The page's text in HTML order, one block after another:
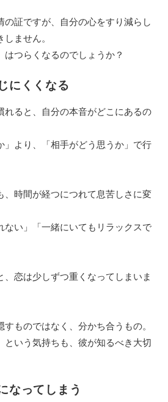
の証ですが、自分の心をすり減らし
ません。
つらくなるのでしょうか？
にくくなる
れると、自分の本音がどこにあるの
」より、「相手がどう思うか」で行
、時間が経つにつれて息苦しさに変
ない」「一緒にいてもリラックスで
、恋は少しずつ重くなってしまいま
ものではなく、分かち合うもの。
という気持ちも、彼が知るべき大切
なってしまう